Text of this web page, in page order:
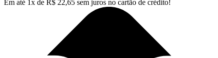
Em até 1x de R$ 22,65 sem juros no cartão de crédito!